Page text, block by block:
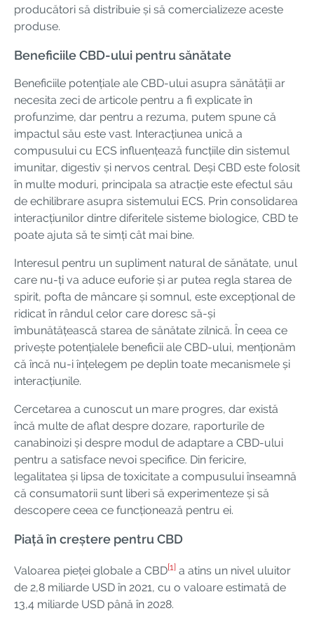
producători să distribuie și să comercializeze aceste
produse.
Beneficiile CBD-ului pentru sănătate
Beneficiile potențiale ale CBD-ului asupra sănătății ar
necesita zeci de articole pentru a fi explicate în
profunzime, dar pentru a rezuma, putem spune că
impactul său este vast. Interacțiunea unică a
compusului cu ECS influențează funcțiile din sistemul
imunitar, digestiv și nervos central. Deși CBD este folosit
în multe moduri, principala sa atracție este efectul său
de echilibrare asupra sistemului ECS. Prin consolidarea
interacțiunilor dintre diferitele sisteme biologice, CBD te
poate ajuta să te simți cât mai bine.
Interesul pentru un supliment natural de sănătate, unul
care nu-ți va aduce euforie și ar putea regla starea de
spirit, pofta de mâncare și somnul, este excepțional de
ridicat în rândul celor care doresc să-și
îmbunătățească starea de sănătate zilnică. În ceea ce
privește potențialele beneficii ale CBD-ului, menționăm
că încă nu-i înțelegem pe deplin toate mecanismele și
interacțiunile.
Cercetarea a cunoscut un mare progres, dar există
încă multe de aflat despre dozare, raporturile de
canabinoizi și despre modul de adaptare a CBD-ului
pentru a satisface nevoi specifice. Din fericire,
legalitatea și lipsa de toxicitate a compusului înseamnă
că consumatorii sunt liberi să experimenteze și să
descopere ceea ce funcționează pentru ei.
Piață în creștere pentru CBD
Valoarea pieței globale a CBD[1] a atins un nivel uluitor
de 2,8 miliarde USD în 2021, cu o valoare estimată de
13,4 miliarde USD până în 2028.